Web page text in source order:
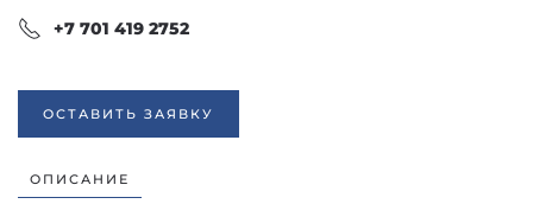
+7 701 419 2752
ОСТАВИТЬ ЗАЯВКУ
ОПИСАНИЕ